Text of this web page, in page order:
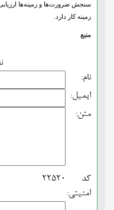
سنجش ضرورت‌ها و زمینه‌ها
زمینه کار دارد.
منبع
نام:
ایمیل:
متن:
کد
امنیتی:
22520